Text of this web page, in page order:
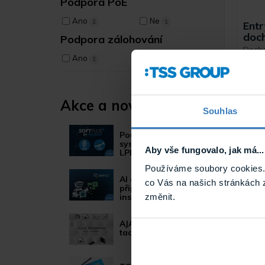
Souhlas
Aby vše fungovalo, jak má...
Používáme soubory
co Vás na našich stránkách
změnit.
Ano 2 Ne 1
Podpora zálohování
Ano 2
Akce a novinky
Používáte starý
systém EDO nebo
LPR?
AI asistent
připravený pomoci s
instalací.
AJAX Roadshow je
tady!
125